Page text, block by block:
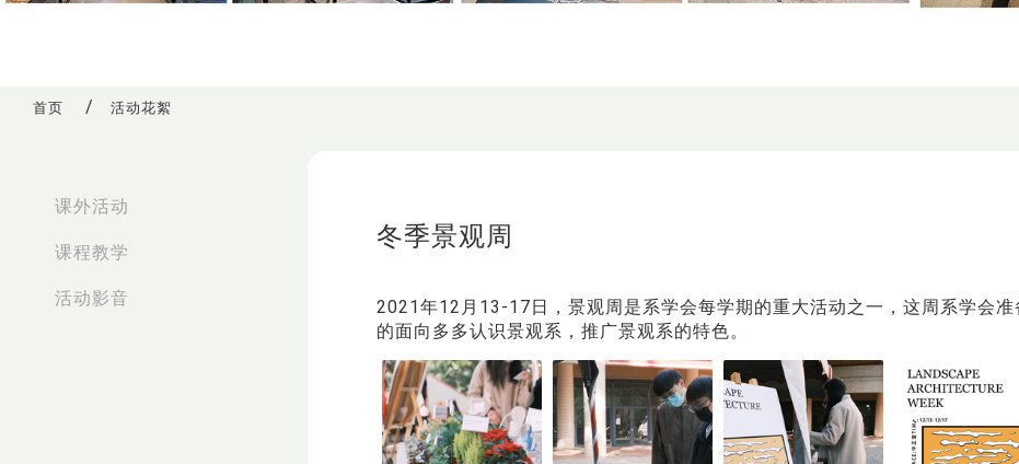
首页 活动花絮
课外活动
课程教学
活动影音
冬季景观周
2021年12月13-17日，景观周是系学会每学期的重大活动之一，这周系学会
的面向多多认识景观系，推广景观系的特色。